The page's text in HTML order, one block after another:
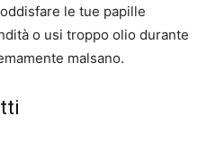
le tue papille
o usi troppo olio durante
malsano.